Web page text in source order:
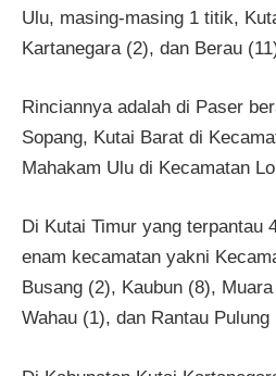
Ulu, masing-masing 1 titik,
Kartanegara (2), dan Berau
Rinciannya adalah di Paser
Sopang, Kutai Barat di
Mahakam Ulu di Kecamatan
Di Kutai Timur yang terpantau
enam kecamatan yakni
Busang (2), Kaubun (8),
Wahau (1), dan Rantau Pulung